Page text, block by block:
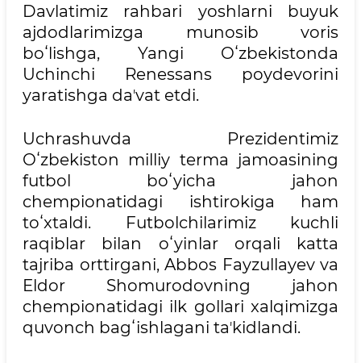
Davlatimiz rahbari yoshlarni buyuk
ajdodlarimizga munosib voris
boʻlishga, Yangi Oʻzbekistonda
Uchinchi Renessans poydevorini
yaratishga daʼvat etdi.
Uchrashuvda Prezidentimiz
Oʻzbekiston milliy terma jamoasining
futbol boʻyicha jahon
chempionatidagi ishtirokiga ham
toʻxtaldi. Futbolchilarimiz kuchli
raqiblar bilan oʻyinlar orqali katta
tajriba orttirgani, Abbos Fayzullayev va
Eldor Shomurodovning jahon
chempionatidagi ilk gollari xalqimizga
quvonch bagʻishlagani taʼkidlandi.